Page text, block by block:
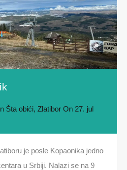
Šta obići, Zlatibor On 27. jul
je posle Kopaonika jedno
u Srbiji. Nalazi se na 9